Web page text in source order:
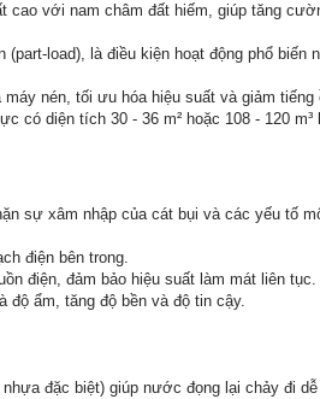
cao với nam châm đất hiếm, giúp tăng
load), là điều kiện hoạt động phổ biến
nén, tối ưu hóa hiệu suất và giảm tiếng
có diện tích 30 - 36 m² hoặc 108 - 120
sự xâm nhập của cát bụi và các yếu tố
điện bên trong.
điện, đảm bảo hiệu suất làm mát liên tục.
độ ẩm, tăng độ bền và độ tin cậy.
đặc biệt) giúp nước đọng lại chảy đi